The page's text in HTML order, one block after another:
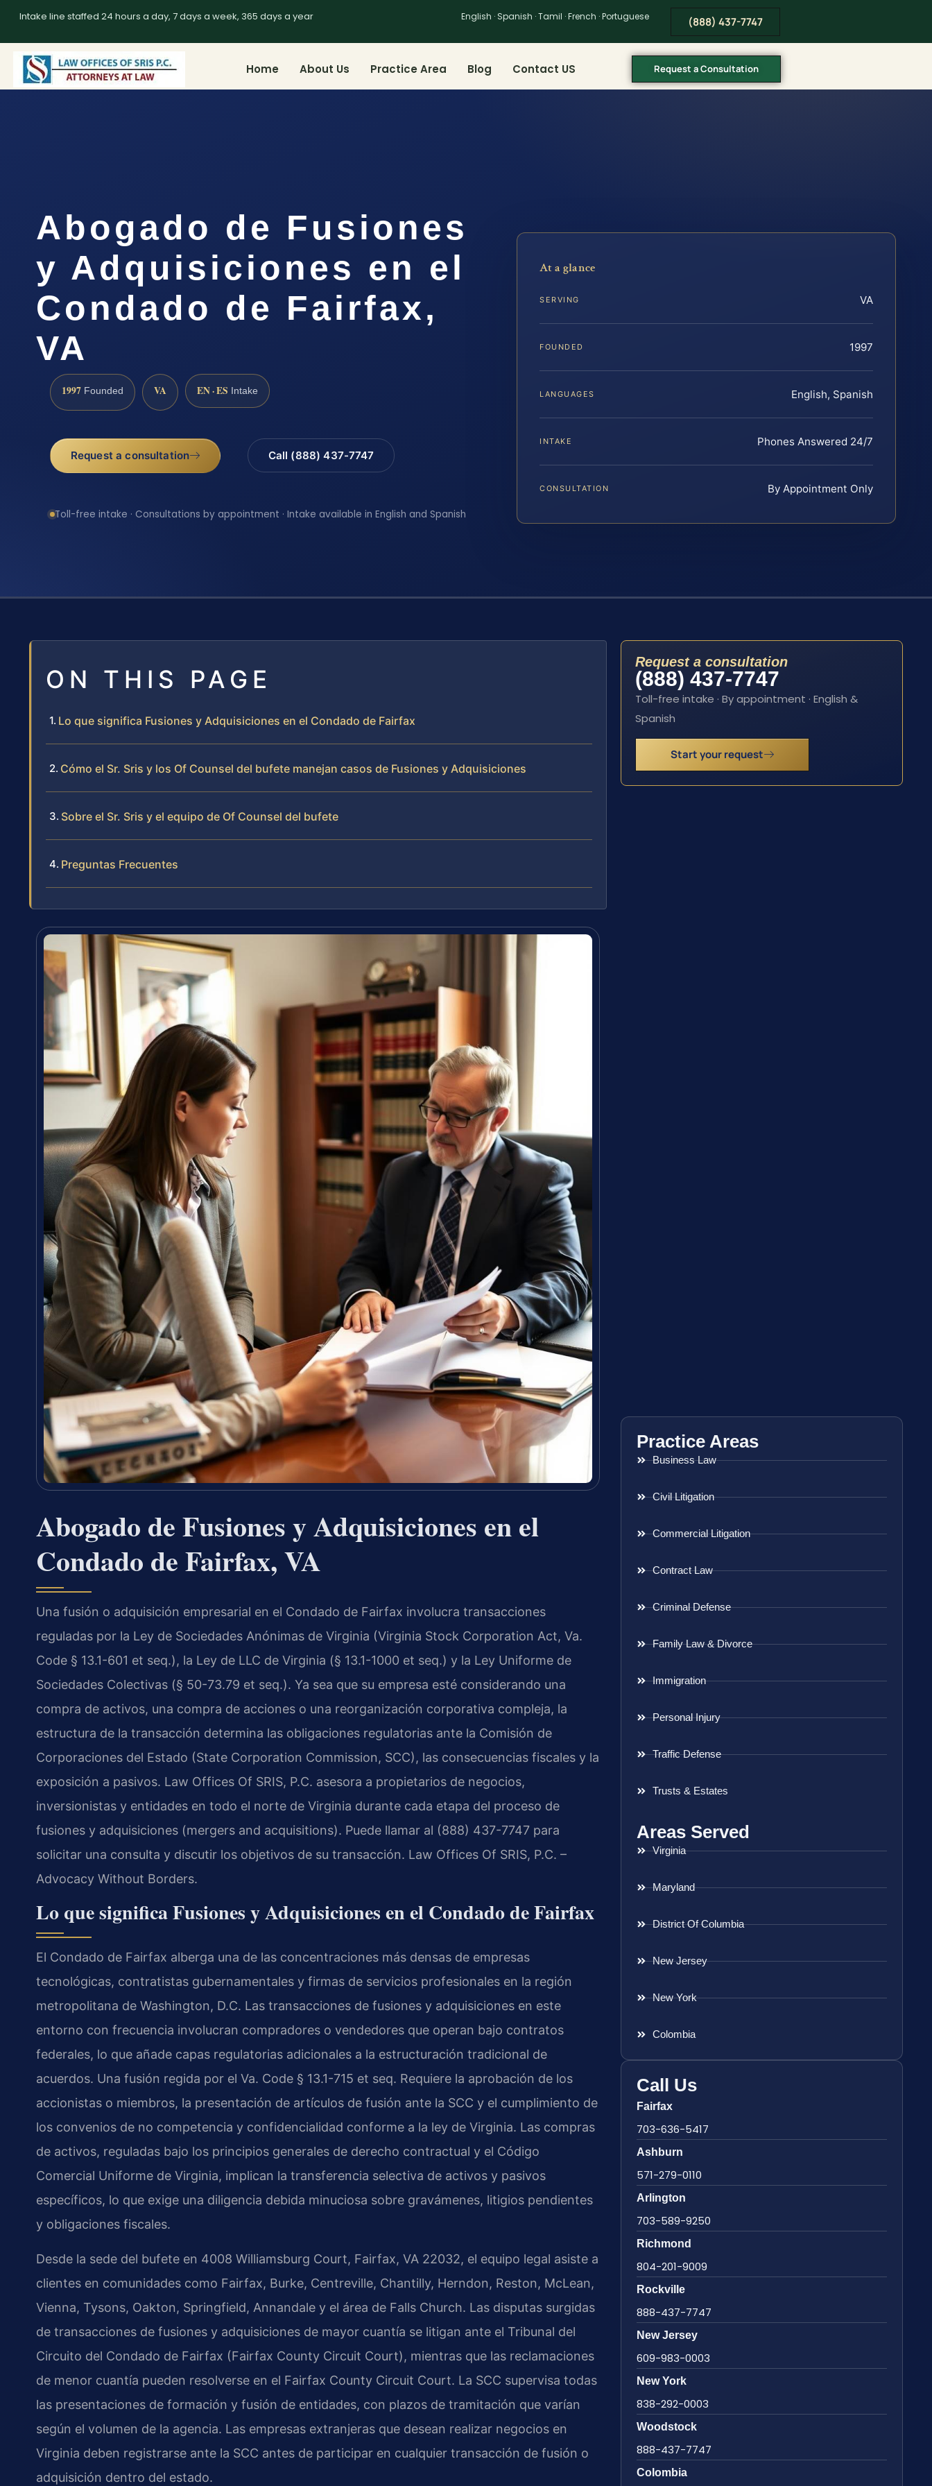
Intake line staffed 24 hours a day, 7 days a week, 365 days a year English · Spanish · Tamil · French · Portuguese (888) 437-7747
Home About Us Practice Area Blog Contact US Request a Consultation
Abogado de Fusiones
y Adquisiciones en el
Condado de Fairfax,
VA
1997 Founded VA EN · ES Intake
Request a consultation Call (888) 437-7747
Toll-free intake · Consultations by appointment · Intake available in English and Spanish
At a glance
SERVING VA
FOUNDED 1997
LANGUAGES English, Spanish
INTAKE Phones Answered 24/7
CONSULTATION By Appointment Only
ON THIS PAGE
Lo que significa Fusiones y Adquisiciones en el Condado de Fairfax
Cómo el Sr. Sris y los Of Counsel del bufete manejan casos de Fusiones y Adquisiciones
Sobre el Sr. Sris y el equipo de Of Counsel del bufete
Preguntas Frecuentes
Abogado de Fusiones y Adquisiciones en el
Condado de Fairfax, VA
Una fusión o adquisición empresarial en el Condado de Fairfax involucra transacciones
reguladas por la Ley de Sociedades Anónimas de Virginia (Virginia Stock Corporation Act, Va.
Code § 13.1-601 et seq.), la Ley de LLC de Virginia (§ 13.1-1000 et seq.) y la Ley Uniforme de
Sociedades Colectivas (§ 50-73.79 et seq.). Ya sea que su empresa esté considerando una
compra de activos, una compra de acciones o una reorganización corporativa compleja, la
estructura de la transacción determina las obligaciones regulatorias ante la Comisión de
Corporaciones del Estado (State Corporation Commission, SCC), las consecuencias fiscales y la
exposición a pasivos. Law Offices Of SRIS, P.C. asesora a propietarios de negocios,
inversionistas y entidades en todo el norte de Virginia durante cada etapa del proceso de
fusiones y adquisiciones (mergers and acquisitions). Puede llamar al (888) 437-7747 para
solicitar una consulta y discutir los objetivos de su transacción. Law Offices Of SRIS, P.C. –
Advocacy Without Borders.
Lo que significa Fusiones y Adquisiciones en el Condado de Fairfax
El Condado de Fairfax alberga una de las concentraciones más densas de empresas
tecnológicas, contratistas gubernamentales y firmas de servicios profesionales en la región
metropolitana de Washington, D.C. Las transacciones de fusiones y adquisiciones en este
entorno con frecuencia involucran compradores o vendedores que operan bajo contratos
federales, lo que añade capas regulatorias adicionales a la estructuración tradicional de
acuerdos. Una fusión regida por el Va. Code § 13.1-715 et seq. Requiere la aprobación de los
accionistas o miembros, la presentación de artículos de fusión ante la SCC y el cumplimiento de
los convenios de no competencia y confidencialidad conforme a la ley de Virginia. Las compras
de activos, reguladas bajo los principios generales de derecho contractual y el Código
Comercial Uniforme de Virginia, implican la transferencia selectiva de activos y pasivos
específicos, lo que exige una diligencia debida minuciosa sobre gravámenes, litigios pendientes
y obligaciones fiscales.
Desde la sede del bufete en 4008 Williamsburg Court, Fairfax, VA 22032, el equipo legal asiste a
clientes en comunidades como Fairfax, Burke, Centreville, Chantilly, Herndon, Reston, McLean,
Vienna, Tysons, Oakton, Springfield, Annandale y el área de Falls Church. Las disputas surgidas
de transacciones de fusiones y adquisiciones de mayor cuantía se litigan ante el Tribunal del
Circuito del Condado de Fairfax (Fairfax County Circuit Court), mientras que las reclamaciones
de menor cuantía pueden resolverse en el Fairfax County Circuit Court. La SCC supervisa todas
las presentaciones de formación y fusión de entidades, con plazos de tramitación que varían
según el volumen de la agencia. Las empresas extranjeras que desean realizar negocios en
Virginia deben registrarse ante la SCC antes de participar en cualquier transacción de fusión o
adquisición dentro del estado.
Request a consultation
(888) 437-7747
Toll-free intake · By appointment · English &
Spanish
Start your request
Practice Areas
Business Law
Civil Litigation
Commercial Litigation
Contract Law
Criminal Defense
Family Law & Divorce
Immigration
Personal Injury
Traffic Defense
Trusts & Estates
Areas Served
Virginia
Maryland
District Of Columbia
New Jersey
New York
Colombia
Call Us
Fairfax
703-636-5417
Ashburn
571-279-0110
Arlington
703-589-9250
Richmond
804-201-9009
Rockville
888-437-7747
New Jersey
609-983-0003
New York
838-292-0003
Woodstock
888-437-7747
Colombia